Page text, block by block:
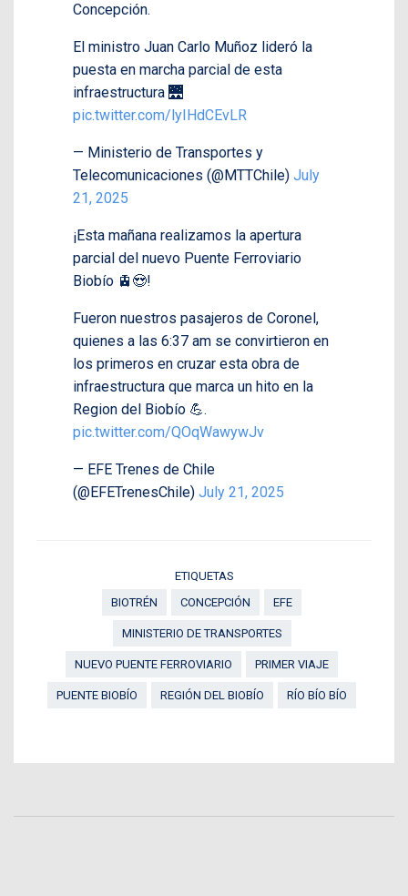
Concepción.
El ministro Juan Carlo Muñoz lideró la
puesta en marcha parcial de esta
infraestructura 🌉
pic.twitter.com/lyIHdCEvLR
— Ministerio de Transportes y
Telecomunicaciones (@MTTChile) July
21, 2025
¡Esta mañana realizamos la apertura
parcial del nuevo Puente Ferroviario
Biobío 🚊😍!
Fueron nuestros pasajeros de Coronel,
quienes a las 6:37 am se convirtieron en
los primeros en cruzar esta obra de
infraestructura que marca un hito en la
Region del Biobío 💪.
pic.twitter.com/QOqWawywJv
— EFE Trenes de Chile
(@EFETrenesChile) July 21, 2025
ETIQUETAS
BIOTRÉN
CONCEPCIÓN EFE
MINISTERIO DE TRANSPORTES
NUEVO PUENTE FERROVIARIO PRIMER VIAJE
PUENTE BIOBÍO REGIÓN DEL BIOBÍO RÍO BÍO BÍO